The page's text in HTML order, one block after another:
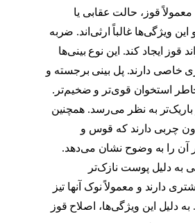
معمولاً قوز، حالت عقابی یا
ویژگی‌ها غالباً ارثی‌اند. ضربه
قوز ایجاد کند. این نوع بینی‌ها
دارند. پل بینی برجسته و
استخوان قوی‌تر و ضخیم‌تر.
باریک‌تر به نظر می‌رسد. همچنین
چربی دارند که قوس و
آن را به وضوح نشان می‌دهد.
به دلیل پوست نازک‌تر
دارند و معمولاً نوک آنها تیز
به دلیل این ویژگی‌ها، اصلاح قوز